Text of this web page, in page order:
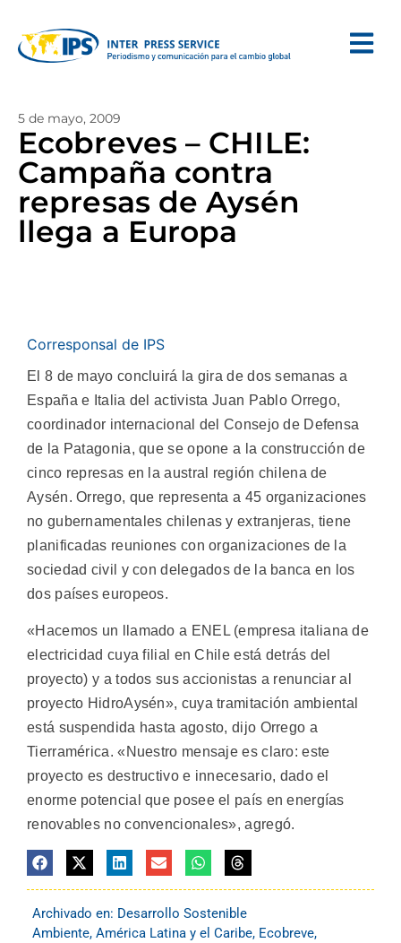
5 de mayo, 2009
Ecobreves – CHILE:
Campaña contra
represas de Aysén
llega a Europa
Corresponsal de IPS
El 8 de mayo concluirá la gira de dos semanas a
España e Italia del activista Juan Pablo Orrego,
coordinador internacional del Consejo de Defensa
de la Patagonia, que se opone a la construcción de
cinco represas en la austral región chilena de
Aysén.Orrego, que representa a 45 organizaciones
no gubernamentales chilenas y extranjeras, tiene
planificadas reuniones con organizaciones de la
sociedad civil y con delegados de la banca en los
dos países europeos.
«Hacemos un llamado a ENEL (empresa italiana de
electricidad cuya filial en Chile está detrás del
proyecto) y a todos sus accionistas a renunciar al
proyecto HidroAysén», cuya tramitación ambiental
está suspendida hasta agosto, dijo Orrego a
Tierramérica. «Nuestro mensaje es claro: este
proyecto es destructivo e innecesario, dado el
enorme potencial que posee el país en energías
renovables no convencionales», agregó.
Archivado en: Desarrollo Sostenible
Ambiente, América Latina y el Caribe, Ecobreve,